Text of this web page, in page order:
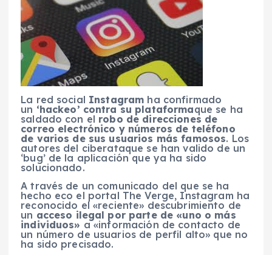
La red social Instagram ha confirmado
un ‘hackeo’ contra su plataformaque se ha
saldado con el robo de direcciones de
correo electrónico y números de teléfono
de varios de sus usuarios más famosos. Los
autores del ciberataque se han valido de un
‘bug’ de la aplicación que ya ha sido
solucionado.
A través de un comunicado del que se ha
hecho eco el portal The Verge, Instagram ha
reconocido el «reciente» descubrimiento de
un acceso ilegal por parte de «uno o más
individuos» a «información de contacto de
un número de usuarios de perfil alto» que no
ha sido precisado.